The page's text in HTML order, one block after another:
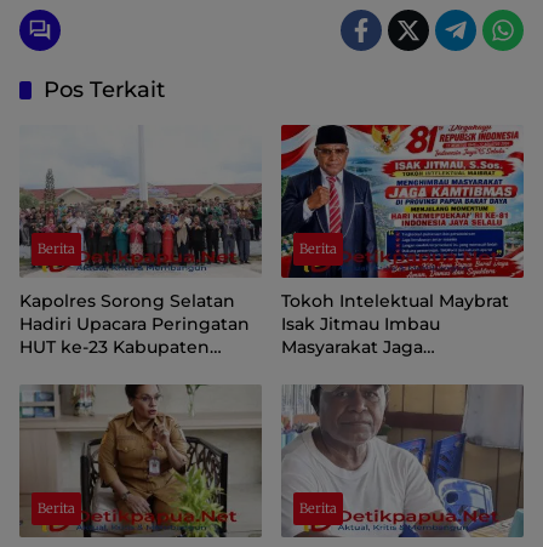
Pos Terkait
Berita
Kapolres Sorong Selatan
Hadiri Upacara Peringatan
HUT ke-23 Kabupaten
Berita
Tokoh Intelektual Maybrat
Isak Jitmau Imbau
Masyarakat Jaga
81 Kemerdekaan RI
Berita Berita